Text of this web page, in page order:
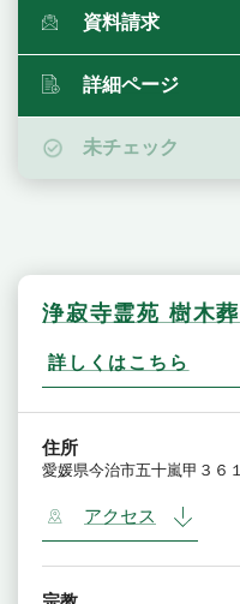
資料請求
詳細ページ
未チェック
浄寂寺霊苑 樹木葬
詳しくはこちら
住所
愛媛県今治市五十嵐甲３６１
アクセス